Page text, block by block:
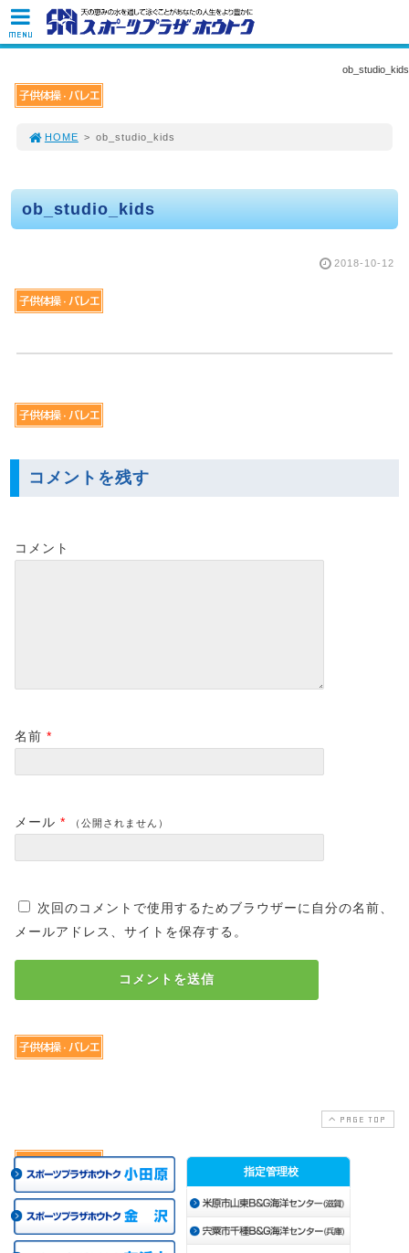
ob_studio_kids
HOME > ob_studio_kids
ob_studio_kids
2018-10-12
コメントを残す
コメント
名前 *
メール * （公開されません）
次回のコメントで使用するためブラウザーに自分の名前、
メールアドレス、サイトを保存する。
PAGE TOP
指定管理校
MENU